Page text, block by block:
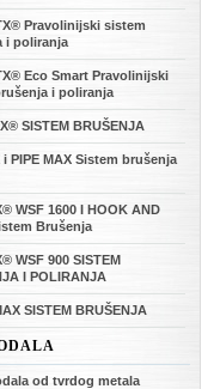
Pravolinijski sistem
i poliranja
Eco Smart Pravolinijski
i poliranja
SISTEM BRUŠENJA
i PIPE MAX Sistem brušenja
WSF 1600 I HOOK AND
Brušenja
WSF 900 SISTEM
I POLIRANJA
SISTEM BRUŠENJA
od tvrdog metala